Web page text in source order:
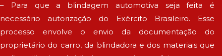
– Para que a blindagem automotiva seja feita é
necessário autorização do Exército Brasileiro. Esse
processo envolve o envio da documentação do
proprietário do carro, da blindadora e dos materiais que